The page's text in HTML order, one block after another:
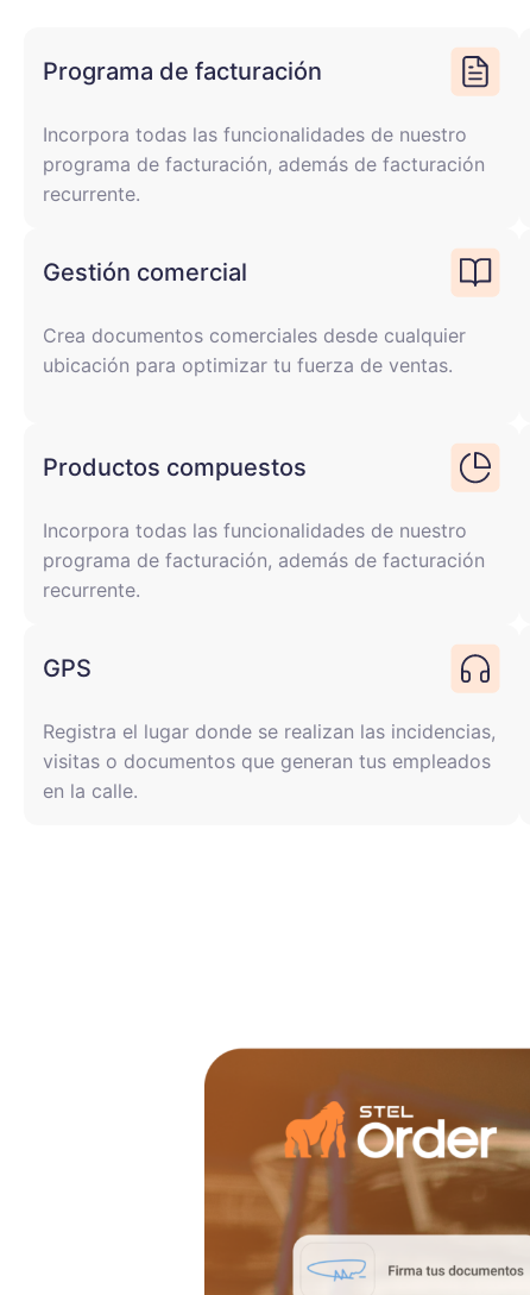
Programa de facturación
Incorpora todas las funcionalidades de nuestro
programa de facturación, además de facturación
recurrente.
Gestión comercial
Crea documentos comerciales desde cualquier
ubicación para optimizar tu fuerza de ventas.
Productos compuestos
Incorpora todas las funcionalidades de nuestro
programa de facturación, además de facturación
recurrente.
GPS
Registra el lugar donde se realizan las incidencias,
visitas o documentos que generan tus empleados
en la calle.